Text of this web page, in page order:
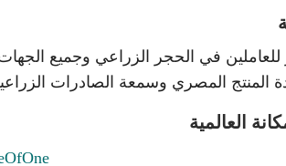
في الحجر الزراعي وجميع الجهات
المنتج المصري وسمعة الصادرات
العالمية